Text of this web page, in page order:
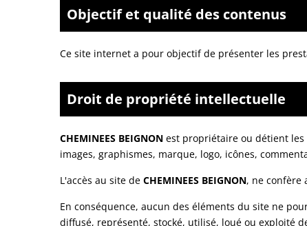
Objectif et qualité des contenus
Ce site internet a pour objectif de présenter les
Droit de propriété intellectuelle
CHEMINEES BEIGNON est propriétaire ou détient
images, graphismes, marque, logo, icônes,
L'accès au site de CHEMINEES BEIGNON, ne confère
En conséquence, aucun des éléments du site ne
diffusé, représenté, stocké, utilisé, loué ou exploité